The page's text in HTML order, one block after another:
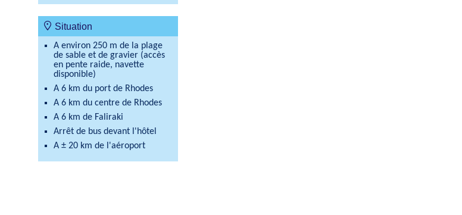
Situation
A environ 250 m de la plage
de sable et de gravier (accès
en pente raide, navette
disponible)
A 6 km du port de Rhodes
A 6 km du centre de Rhodes
A 6 km de Faliraki
Arrêt de bus devant l'hôtel
A ± 20 km de l'aéroport